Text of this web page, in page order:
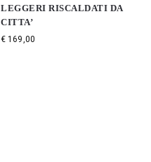
LEGGERI RISCALDATI DA
CITTA’
€ 169,00